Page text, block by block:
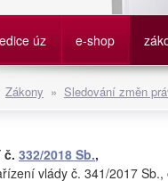
edice úz e-shop
Zákony » Sledování změn
č. 332/2018 Sb.,
vlády č. 341/2017